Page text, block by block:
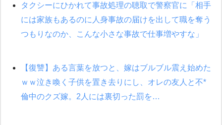
嫁に不倫されたから嫁と不倫相手に1000万の慰謝料請求した
隣の部屋の住民の母親、オートロックを突破してマンションに入
り込んできたみたいで、ずっとドアの前で喚いてて滅茶苦茶うる
「パワハラを受けたから思い切って転職した」とSNSで呟いた
ら、速攻でパワハラかました元上司がLINEを送ってきた。
タクシーにひかれて事故処理の聴取で警察官に「相手
には家族もあるのに人身事故の届けを出して職を奪う
つもりなのか、こんな小さな事故で仕事増やすな」
【復讐】ある言葉を放つと、嫁はブルブル震え始めた
ｗｗ泣き喚く子供を置き去りにし、オレの友人と不*
倫中のクズ嫁。2人には裏切った罰を…